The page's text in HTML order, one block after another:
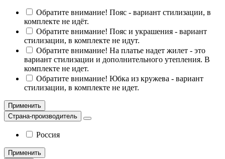
Обратите внимание! Пояс - вариант стилизации, в
комплекте не идёт.
Обратите внимание! Пояс и украшения - вариант
стилизации, в комплекте не идут.
Обратите внимание! На платье надет жилет - это
вариант стилизации и дополнительного утепления. В
комплекте не идет.
Обратите внимание! Юбка из кружева - вариант
стилизации, в комплекте не идет.
Применить
Страна-производитель
Россия
Применить